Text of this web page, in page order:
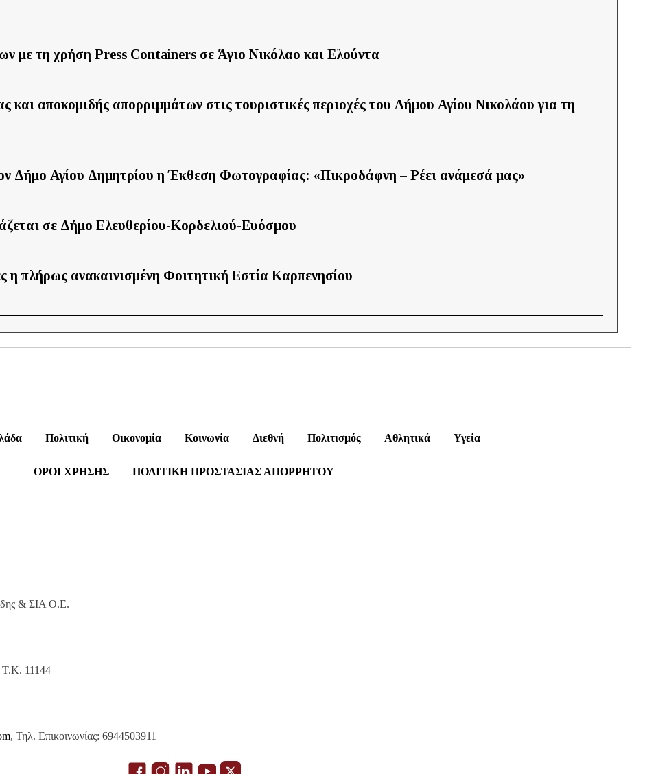
με τη χρήση Press Containers σε Άγιο Νικόλαο και Ελούντα
και αποκομιδής απορριμμάτων στις τουριστικές περιοχές του Δήμου Αγίου Νικολάου για τη
Δήμο Αγίου Δημητρίου η Έκθεση Φωτογραφίας: «Πικροδάφνη – Ρέει ανάμεσά μας»
σε Δήμο Ελευθερίου-Κορδελιού-Ευόσμου
η πλήρως ανακαινισμένη Φοιτητική Εστία Καρπενησίου
Πολιτική Οικονομία Κοινωνία Διεθνή Πολιτισμός Αθλητικά Υγεία
ΟΡΟΙ ΧΡΗΣΗΣ ΠΟΛΙΤΙΚΗ ΠΡΟΣΤΑΣΙΑΣ ΑΠΟΡΡΗΤΟΥ
& ΣΙΑ Ο.Ε.
Τ.Κ. 11144
, Τηλ. Επικοινωνίας: 6944503911